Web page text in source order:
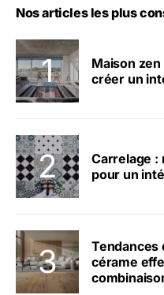
Nos articles les plus
Maison
créer un
Carrelage :
pour un
Tendances
cérame